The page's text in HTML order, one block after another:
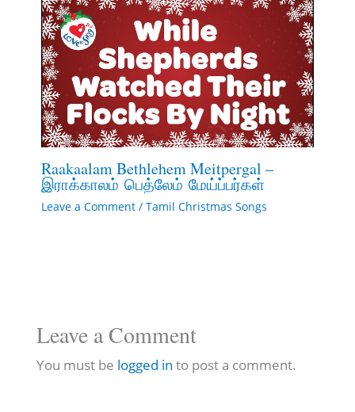
Raakaalam Bethlehem Meitpergal –
இராக்காலம் பெத்லேம் மேய்ப்பர்கள்
Leave a Comment / Tamil Christmas Songs
Leave a Comment
You must be logged in to post a comment.